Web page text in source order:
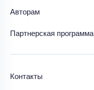
Авторам
Партнерская программа
Контакты